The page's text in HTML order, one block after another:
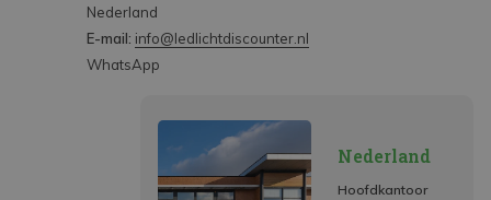
Nederland
E-mail: info@ledlichtdiscounter.nl
WhatsApp
Nederland
Hoofdkantoor